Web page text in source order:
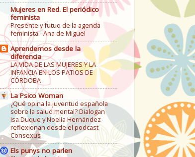
Mujeres en Red. El periódico
feminista
Presente y futuo de la agenda
feminista - Ana de Miguel
Aprendemos desde la
diferencia
LA VIDA DE LAS MUJERES Y LA
INFANCIA EN LOS PATIOS DE
CÓRDOBA
La Psico Woman
¿Qué opina la juventud española
sobre la salud mental? Dialogan
Isa Duque y Noelia Hernández
reflexionan desde el podcast
Consexus
Els punys no parlen